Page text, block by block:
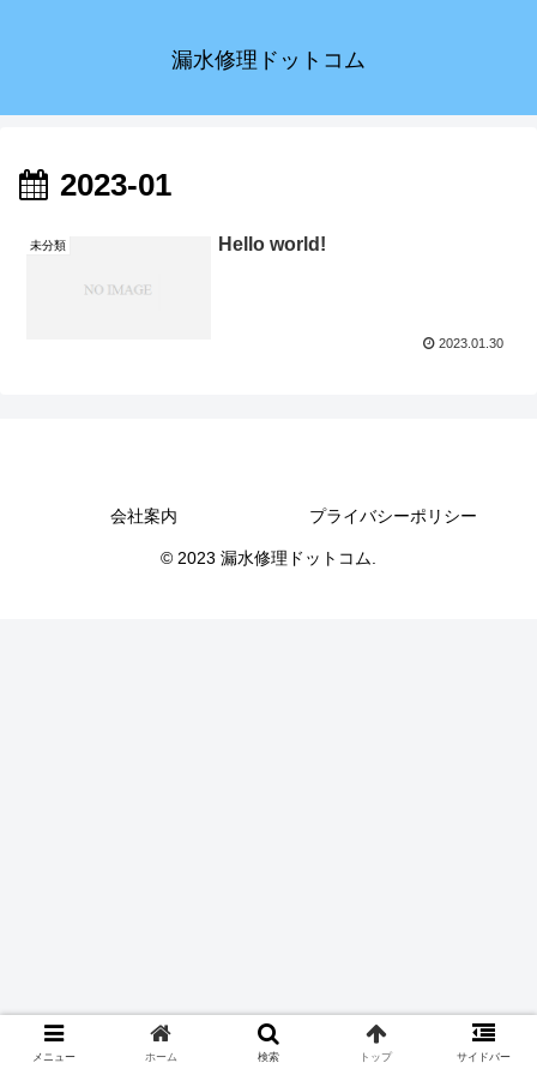
漏水修理ドットコム
2023-01
未分類 Hello world!
2023.01.30
会社案内 プライバシーポリシー
© 2023 漏水修理ドットコム.
メニュー ホーム 検索 トップ サイドバー